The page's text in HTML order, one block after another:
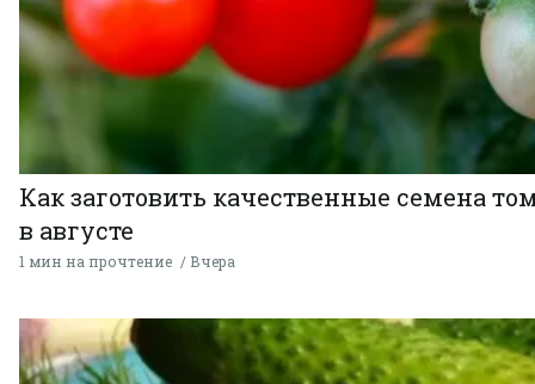
Как заготовить качественные семена
в августе
1 мин на прочтение Вчера